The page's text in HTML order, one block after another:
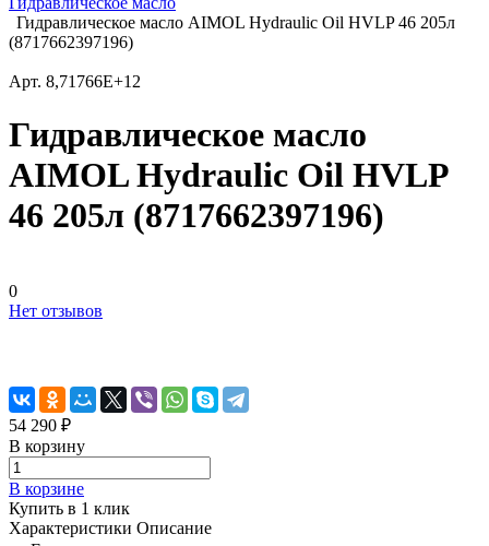
Гидравлическое масло AIMOL Hydraulic Oil HVLP 46 205л
(8717662397196)
Арт. 8,71766E+12
Гидравлическое масло
AIMOL Hydraulic Oil HVLP
46 205л (8717662397196)
0
Нет отзывов
54 290 ₽
В корзину
В корзине
Купить в 1 клик
Характеристики Описание